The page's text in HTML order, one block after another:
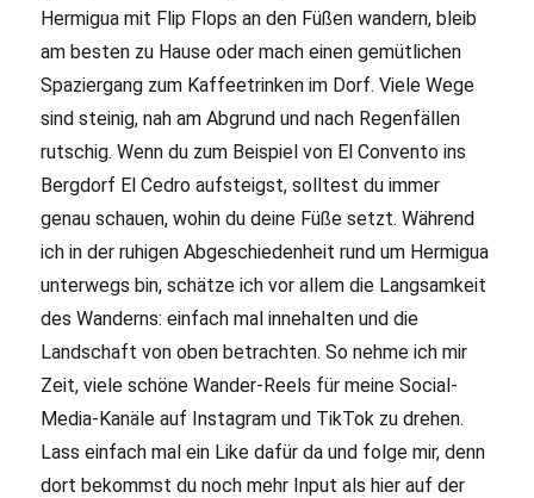
Hermigua mit Flip Flops an den Füßen wandern, bleib
am besten zu Hause oder mach einen gemütlichen
Spaziergang zum Kaffeetrinken im Dorf. Viele Wege
sind steinig, nah am Abgrund und nach Regenfällen
rutschig. Wenn du zum Beispiel von El Convento ins
Bergdorf El Cedro aufsteigst, solltest du immer
genau schauen, wohin du deine Füße setzt. Während
ich in der ruhigen Abgeschiedenheit rund um Hermigua
unterwegs bin, schätze ich vor allem die Langsamkeit
des Wanderns: einfach mal innehalten und die
Landschaft von oben betrachten. So nehme ich mir
Zeit, viele schöne Wander-Reels für meine Social-
Media-Kanäle auf Instagram und TikTok zu drehen.
Lass einfach mal ein Like dafür da und folge mir, denn
dort bekommst du noch mehr Input als hier auf der